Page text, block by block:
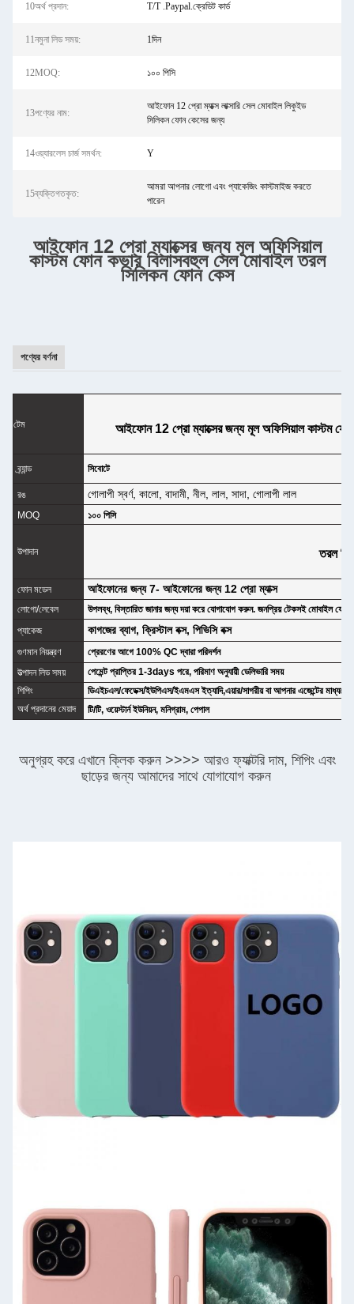
10অর্থ প্রদান: T/T .Paypal.ক্রেডিট কার্ড
11নমুনা লিড সময়: 1দিন
12MOQ: ১০০ পিসি
13পণ্যের নাম:
আইফোন 12 প্রো ম্যাক্স লাক্সারি সেল মোবাইল লিকুইড
সিলিকন ফোন কেসের জন্য
14ওয়্যারলেস চার্জ সমর্থন: Y
15ব্যক্তিগতকৃত:
আমরা আপনার লোগো এবং প্যাকেজিং কাস্টমাইজ করতে
পারেন
আইফোন 12 প্রো ম্যাক্সের জন্য মূল অফিসিয়াল
কাস্টম ফোন কভার বিলাসবহুল সেল মোবাইল তরল
সিলিকন ফোন কেস
পণ্যের বর্ণনা
টেম আইফোন 12 প্রো ম্যাক্সের জন্য মূল অফিসিয়াল কাস্টম
ব্র্যান্ড সিবোটে
রঙ গোলাপী স্বর্ণ, কালো, বাদামী, নীল, লাল, সাদা, গোলাপী লাল
MOQ ১০০ পিসি
উপাদান তরল
ফোন মডেল আইফোনের জন্য 7- আইফোনের জন্য 12 প্রো ম্যাক্স
লোগো/লেবেল
উপলব্ধ, বিস্তারিত জানার জন্য দয়া করে যোগাযোগ করুন. জনপ্রিয় টেকসই মোবাইল
প্যাকেজ
কাগজের ব্যাগ, ক্রিস্টাল বক্স, পিভিসি বক্স
গুণমান নিয়ন্ত্রণ
প্রেরণের আগে 100% QC দ্বারা পরিদর্শন
উত্পাদন লিড সময়
পেমেন্ট প্রাপ্তির 1-3days পরে, পরিমাণ অনুযায়ী ডেলিভারি সময়
শিপিং
ডিএইচএল/ফেডেক্স/ইউপিএস/ইএমএস ইত্যাদি,এয়ার/সাগরীয় বা আপনার এজেন্টের মাধ্যমে
অর্থ প্রদানের মেয়াদ
টি/টি, ওয়েস্টার্ন ইউনিয়ন, মনিগ্রাম, পেপাল
অনুগ্রহ করে এখানে ক্লিক করুন >>>> আরও ফ্যাক্টরি দাম, শিপিং এবং
ছাড়ের জন্য আমাদের সাথে যোগাযোগ করুন